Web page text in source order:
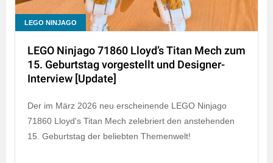
LEGO NINJAGO
LEGO Ninjago 71860 Lloyd’s Titan Mech zum
15. Geburtstag vorgestellt und Designer-
Interview [Update]
Der im März 2026 neu erscheinende LEGO Ninjago
71860 Lloyd's Titan Mech zelebriert den anstehenden
15. Geburtstag der beliebten Themenwelt!